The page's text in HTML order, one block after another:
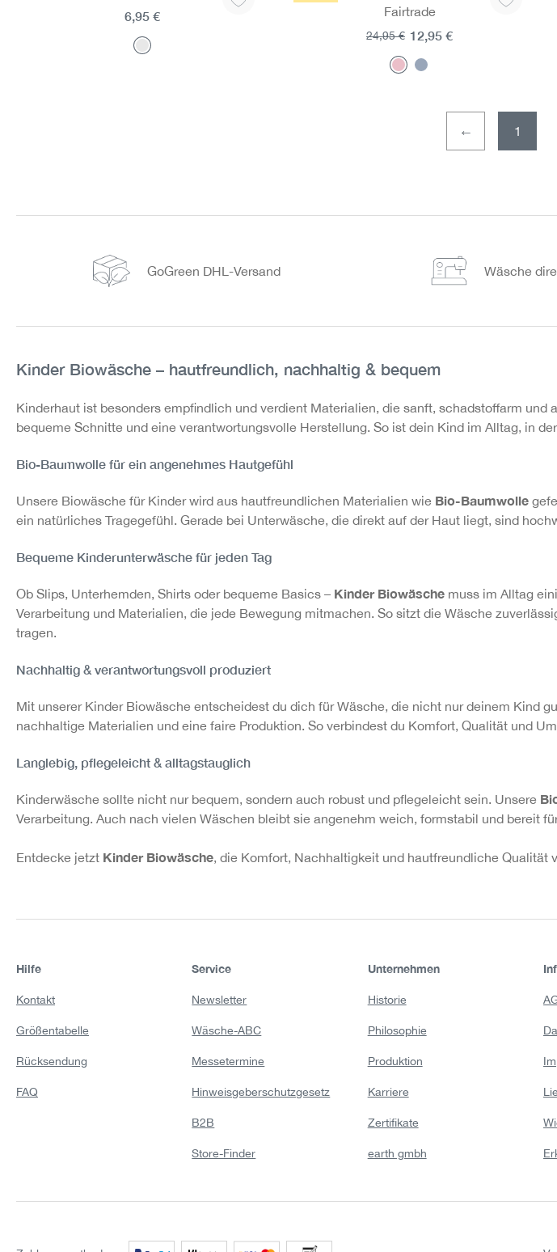
6,95 €
Fairtrade
12,95 €
24,95 €
1
GoGreen DHL-Versand Wäsche
Kinder Biowäsche – hautfreundlich, nachhaltig & bequem
Kinderhaut ist besonders empfindlich und verdient Materialien, die sanft, schadstoffarm und
bequeme Schnitte und eine verantwortungsvolle Herstellung. So ist dein Kind im Alltag, in
Bio-Baumwolle für ein angenehmes Hautgefühl
Unsere Biowäsche für Kinder wird aus hautfreundlichen Materialien wie Bio-Baumwolle
ein natürliches Tragegefühl. Gerade bei Unterwäsche, die direkt auf der Haut liegt, sind
Bequeme Kinderunterwäsche für jeden Tag
Ob Slips, Unterhemden, Shirts oder bequeme Basics – Kinder Biowäsche muss im Alltag
Verarbeitung und Materialien, die jede Bewegung mitmachen. So sitzt die Wäsche
tragen.
Nachhaltig & verantwortungsvoll produziert
Mit unserer Kinder Biowäsche entscheidest du dich für Wäsche, die nicht nur deinem Kind
nachhaltige Materialien und eine faire Produktion. So verbindest du Komfort, Qualität und
Langlebig, pflegeleicht & alltagstauglich
Kinderwäsche sollte nicht nur bequem, sondern auch robust und pflegeleicht sein. Unsere
Verarbeitung. Auch nach vielen Wäschen bleibt sie angenehm weich, formstabil und bereit
Entdecke jetzt Kinder Biowäsche, die Komfort, Nachhaltigkeit und hautfreundliche Qualität
Hilfe
Kontakt
Größentabelle
Rücksendung
FAQ
Service
Newsletter
Wäsche-ABC
Messetermine
Hinweisgeberschutzgesetz
B2B
Store-Finder
Unternehmen
Historie
Philosophie
Produktion
Karriere
Zertifikate
earth gmbh